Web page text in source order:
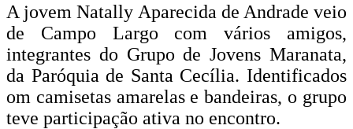
A jovem Natally Aparecida de Andrade veio
de Campo Largo com vários amigos,
integrantes do Grupo de Jovens Maranata,
da Paróquia de Santa Cecília. Identificados
om camisetas amarelas e bandeiras, o grupo
teve participação ativa no encontro.